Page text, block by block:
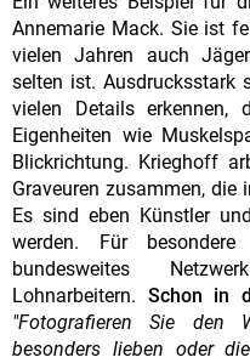
Annemarie Mack. Sie ist
vielen Jahren auch
selten ist. Ausdrucksstark
vielen Details
Eigenheiten wie
Blickrichtung. Krieghoff
Graveuren zusammen, die
Es sind eben Künstler
werden. Für
bundesweites
Lohnarbeitern. Schon in
"Fotografieren Sie den
besonders lieben oder